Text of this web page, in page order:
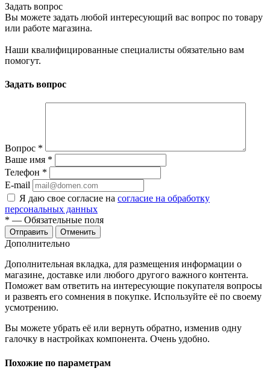
Задать вопрос
Вы можете задать любой интересующий вас вопрос по товару
или работе магазина.
Наши квалифицированные специалисты обязательно вам
помогут.
Задать вопрос
Вопрос *
Ваше имя *
Телефон *
E-mail
Я даю свое согласие на согласие на обработку
персональных данных
* — Обязательные поля
Отменить
Дополнительно
Дополнительная вкладка, для размещения информации о
магазине, доставке или любого другого важного контента.
Поможет вам ответить на интересующие покупателя вопросы
и развеять его сомнения в покупке. Используйте её по своему
усмотрению.
Вы можете убрать её или вернуть обратно, изменив одну
галочку в настройках компонента. Очень удобно.
Похожие по параметрам